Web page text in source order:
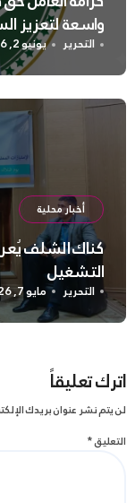
واسعة لتعزيز
التحرير يونيو 2, 2026
أخبار محلية
كناك الشلف
التشغيل
التحرير مايو 7, 2026
اترك تعليقاً
لن يتم نشر عنوان بريدك
التعليق*